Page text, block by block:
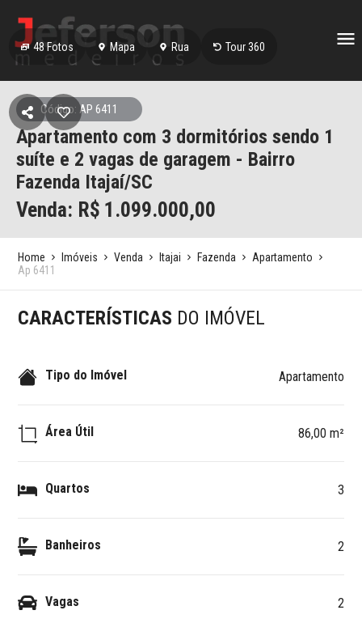
48 Fotos Mapa Rua Tour 360
Código: AP 6411
Apartamento com 3 dormitórios sendo 1
suíte e 2 vagas de garagem - Bairro
Fazenda Itajaí/SC
Venda: R$ 1.099.000,00
Home Imóveis Venda Itajai Fazenda
Apartamento
Ap 6411
CARACTERÍSTICAS DO IMÓVEL
Tipo do Imóvel Apartamento
Área Útil 86,00 m²
Quartos 3
Banheiros 2
Vagas 2